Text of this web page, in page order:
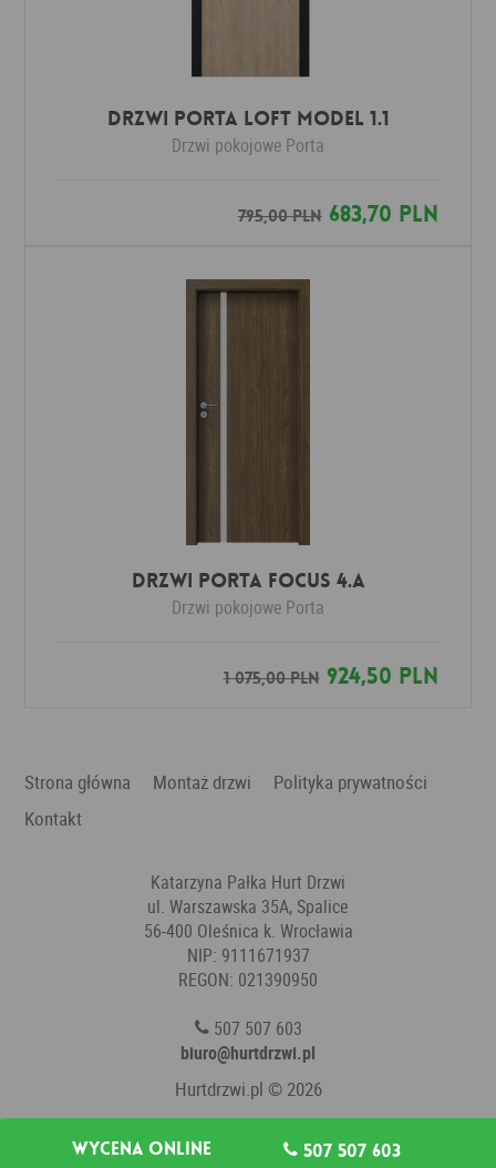
Wycena online 507 507 603
Drzwi Porta LOFT MODEL 1.1
Drzwi pokojowe Porta
795,00 PLN683,70 PLN
DRZWI PORTA FOCUS 4.A
Drzwi pokojowe Porta
1 075,00 PLN924,50 PLN
Strona główna Montaż drzwi
Polityka prywatności
Kontakt
Katarzyna Pałka Hurt Drzwi
ul. Warszawska 35A, Spalice
56-400 Oleśnica k. Wrocławia
NIP: 9111671937
REGON: 021390950
507 507 603
biuro@hurtdrzwi.pl
Hurtdrzwi.pl © 2026